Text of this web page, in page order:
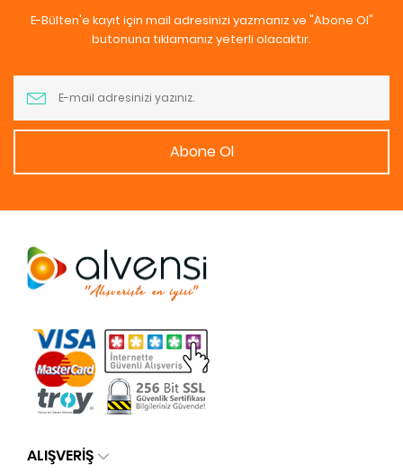
E-Bülten'e kayıt için mail adresinizi yazmanız ve "Abone Ol"
butonuna tıklamanız yeterli olacaktır.
Abone Ol
ALIŞVERİŞ